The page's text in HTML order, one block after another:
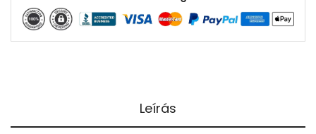
Leírás